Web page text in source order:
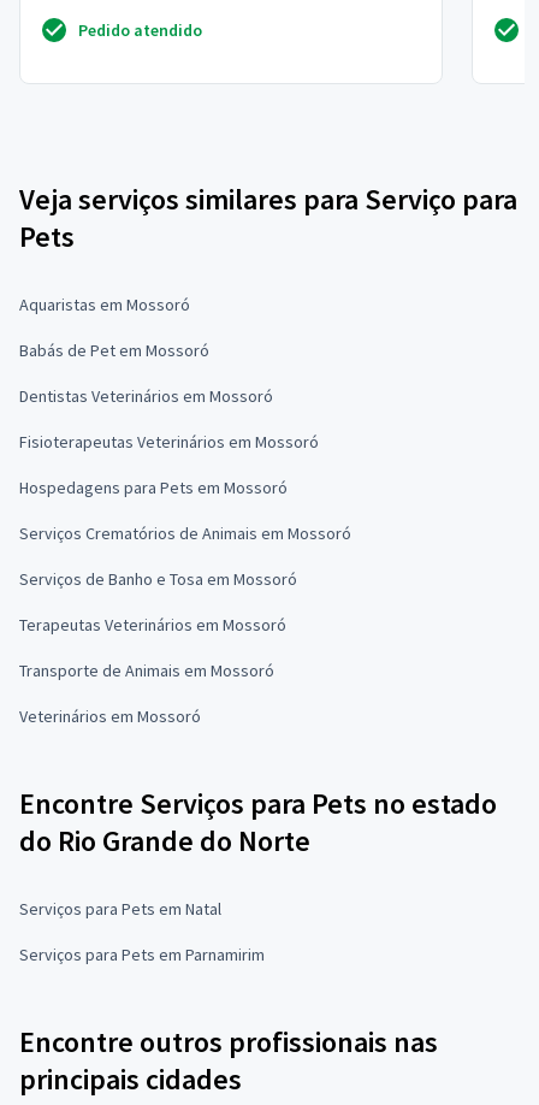
Pedido atendido
Veja serviços similares para Serviço para
Pets
Aquaristas em Mossoró
Babás de Pet em Mossoró
Dentistas Veterinários em Mossoró
Fisioterapeutas Veterinários em Mossoró
Hospedagens para Pets em Mossoró
Serviços Crematórios de Animais em Mossoró
Serviços de Banho e Tosa em Mossoró
Terapeutas Veterinários em Mossoró
Transporte de Animais em Mossoró
Veterinários em Mossoró
Encontre Serviços para Pets no estado
do Rio Grande do Norte
Serviços para Pets em Natal
Serviços para Pets em Parnamirim
Encontre outros profissionais nas
principais cidades